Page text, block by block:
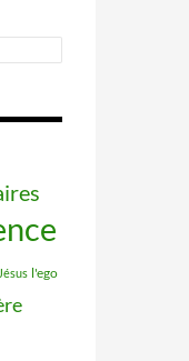
Jésus l'ego